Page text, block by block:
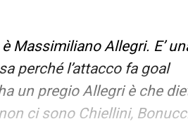
Massimiliano Allegri. E’
perché l’attacco fa goal
un pregio Allegri è che
ci sono Chiellini,